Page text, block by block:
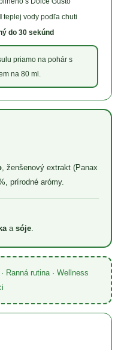
teplej vody podľa chuti
do 30 sekúnd
priamo na pohár s
na 80 ml.
, ženšenový extrakt (Panax
prírodné arómy.
a sóje.
Ranná rutina · Wellness